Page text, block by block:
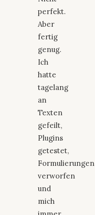
perfekt.
Aber
fertig
genug.
Ich
hatte
tagelang
an
Texten
gefeilt,
Plugins
getestet,
Formulierungen
verworfen
und
mich